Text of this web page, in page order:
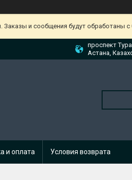
Заказы и сообщения будут обработаны
проспект
Астана,
и оплата Условия возврата